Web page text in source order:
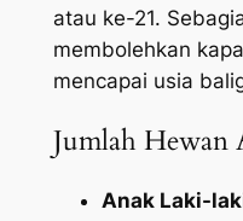
atau ke-21.
membolehkan
mencapai usia
Jumlah Hewan
Anak Laki-